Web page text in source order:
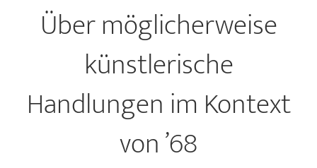
Über möglicherweise
künstlerische
Handlungen im Kontext
von ’68